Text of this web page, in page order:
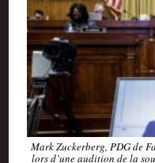
Mark Zucker­berg, PDG de
lors d’une audi­tion de la